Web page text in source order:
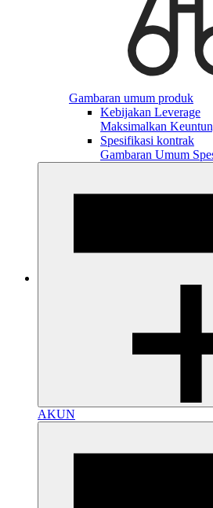
Gambaran umum produk
Kebijakan Leverage
Maksimalkan
Spesifikasi kontrak
Gambaran Umum
AKUN